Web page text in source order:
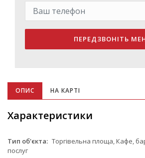
ПЕРЕДЗВОНІТЬ
ОПИС НА КАРТІ
Характеристики
Тип об'єкта: Торгівельна площа, Кафе,
послуг